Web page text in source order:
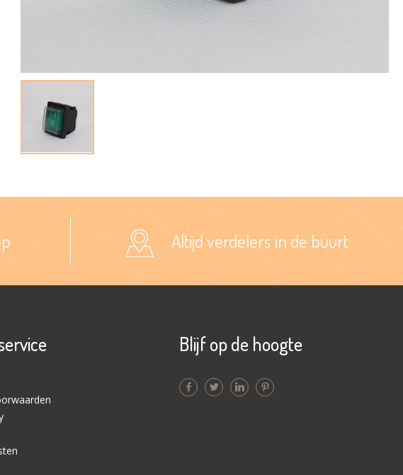
Altijd verdelers in de buurt
Blijf op de hoogte